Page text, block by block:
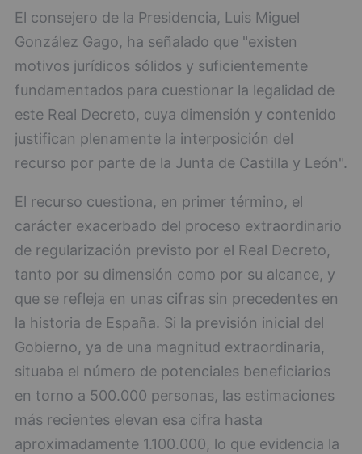
El consejero de la Presidencia, Luis Miguel
González Gago, ha señalado que "existen
motivos jurídicos sólidos y suficientemente
fundamentados para cuestionar la legalidad de
este Real Decreto, cuya dimensión y contenido
justifican plenamente la interposición del
recurso por parte de la Junta de Castilla y León".
El recurso cuestiona, en primer término, el
carácter exacerbado del proceso extraordinario
de regularización previsto por el Real Decreto,
tanto por su dimensión como por su alcance, y
que se refleja en unas cifras sin precedentes en
la historia de España. Si la previsión inicial del
Gobierno, ya de una magnitud extraordinaria,
situaba el número de potenciales beneficiarios
en torno a 500.000 personas, las estimaciones
más recientes elevan esa cifra hasta
aproximadamente 1.100.000, lo que evidencia la